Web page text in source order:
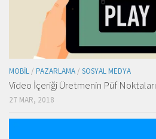
MOBIL / PAZARLAMA / SOSYAL MEDYA
Video İçeriği Üretmenin Püf Noktaları
27 MAR, 2018